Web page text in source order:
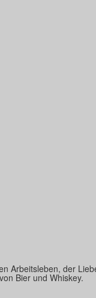
Arbeitsleben, der
Bier und Whiskey.